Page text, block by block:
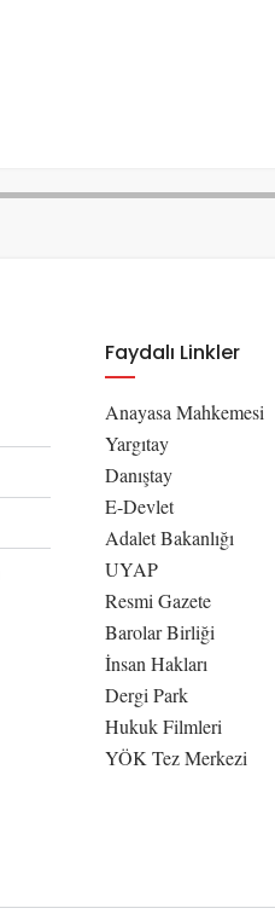
Faydalı Linkler
Anayasa Mahkemesi
Yargıtay
Danıştay
E-Devlet
Adalet Bakanlığı
UYAP
Resmi Gazete
Barolar Birliği
İnsan Hakları
Dergi Park
Hukuk Filmleri
YÖK Tez Merkezi